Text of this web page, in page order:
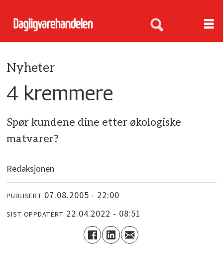
Nyheter
4 kremmere
Spør kundene dine etter økologiske
matvarer?
Redaksjonen
PUBLISERT 07.08.2005 - 22:00
SIST OPPDATERT 22.04.2022 - 08:51